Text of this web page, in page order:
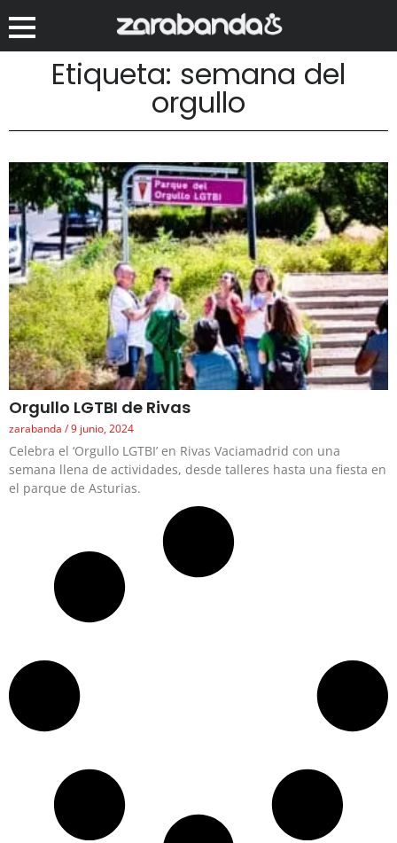
Etiqueta: semana del
orgullo
Orgullo LGTBI de Rivas
zarabanda 9 junio, 2024
Celebra el ‘Orgullo LGTBI’ en Rivas Vaciamadrid con una
semana llena de actividades, desde talleres hasta una fiesta en
el parque de Asturias.